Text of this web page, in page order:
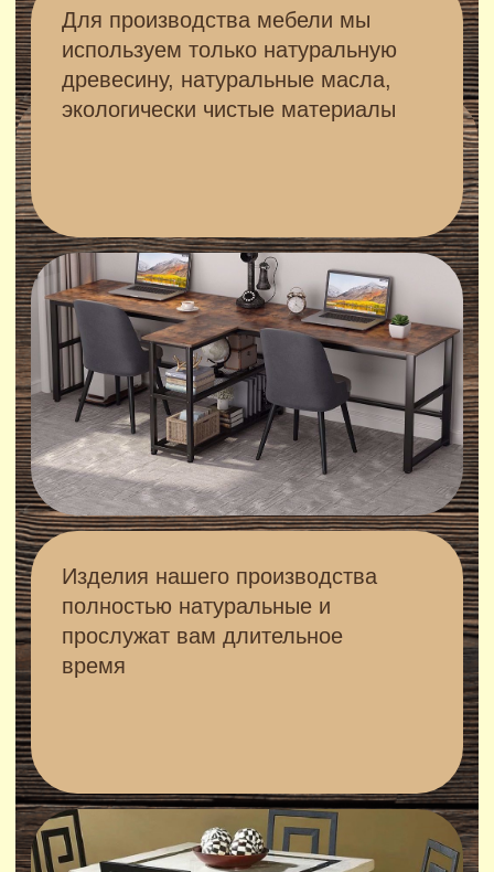
Мы контролируем все этапы
ПРИМЕРЫСТОЛОВ
Стол обеденный Y-01